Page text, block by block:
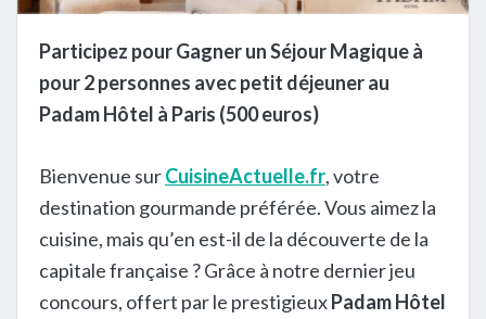
Participez pour Gagner un Séjour Magique à
pour 2 personnes avec petit déjeuner au
Padam Hôtel à Paris (500 euros)
Bienvenue surCuisineActuelle.fr, votre
destination gourmande préférée. Vous aimez la
cuisine, mais qu’en est-il de la découverte de la
capitale française ? Grâce à notre dernier jeu
concours, offert par le prestigieuxPadam Hôtel